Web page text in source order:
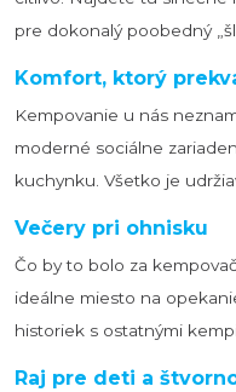
pre dokonalý poobedný
Komfort, ktorý
Kempovanie u nás
moderné sociálne
kuchynku. Všetko je
Večery pri ohnisku
Čo by to bolo za
ideálne miesto na
historiek s ostatnými
Raj pre deti a